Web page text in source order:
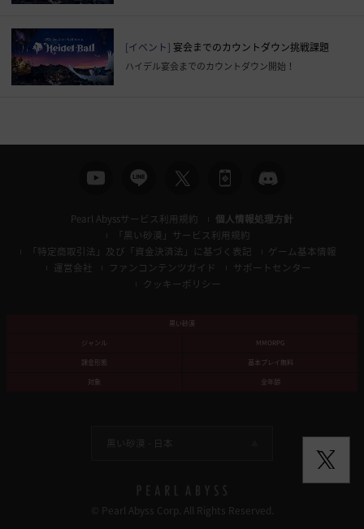
[イベント] 宴会までのカウントダウン挑戦課題
ハイデル宴会までのカウントダウン開始！
Pearl Abyssサービス利用規約
個人情報処理方針
「黒い砂漠」サービス利用規約
「特定商取引法」及び「資金決済法」に基づく表記
ゲーム基本情報
運営会社
ファンコンテンツガイド
サポートセンター
クッキーポリシー
黒い砂漠
ジャンル
MMORPG
課金形態
基本プレイ無料
対象
全年齢
黒い砂漠 - 日本
© Pearl Abyss Corp. All Rights Reserved.